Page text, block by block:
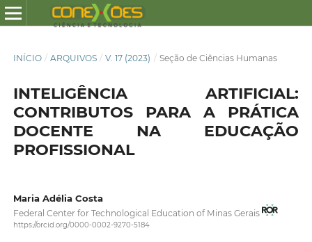
INÍCIO / ARQUIVOS / V. 17 (2023) / Seção de Ciências Humanas
INTELIGÊNCIA ARTIFICIAL:
CONTRIBUTOS PARA A PRÁTICA
DOCENTE NA EDUCAÇÃO
PROFISSIONAL
Maria Adélia Costa
Federal Center for Technological Education of Minas Gerais
https://orcid.org/0000-0002-9270-5184